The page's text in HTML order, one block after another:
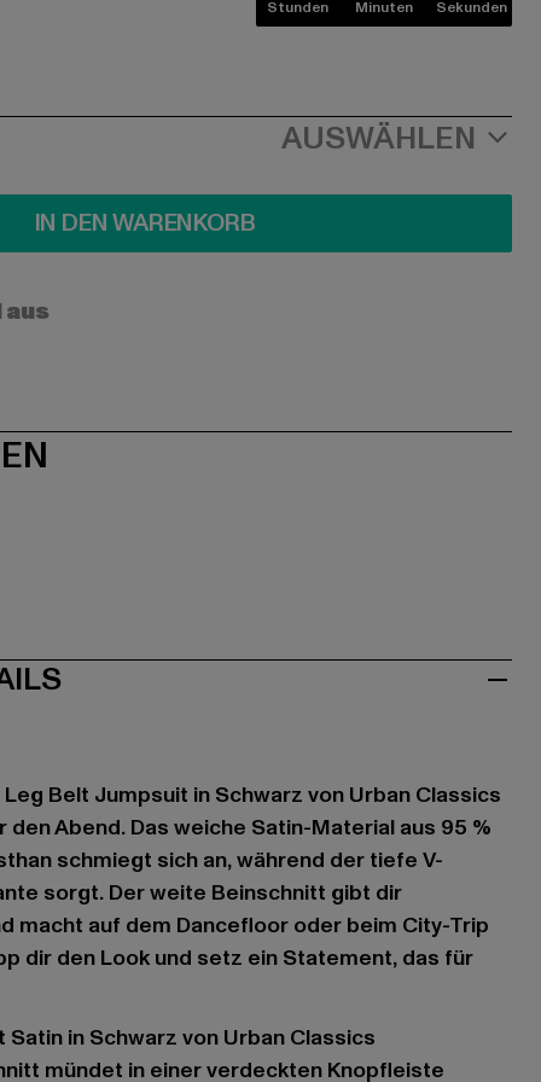
Stunden Minuten Sekunden
AUSWÄHLEN
IN DEN WARENKORB
Belt Jumpsuit in Schwarz von Urban Classics
Abend. Das weiche Satin-Material aus 95 %
schmiegt sich an, während der tiefe V-
sorgt. Der weite Beinschnitt gibt dir
macht auf dem Dancefloor oder beim City-Trip
dir den Look und setz ein Statement, das für
Satin in Schwarz von Urban Classics
mündet in einer verdeckten Knopfleiste